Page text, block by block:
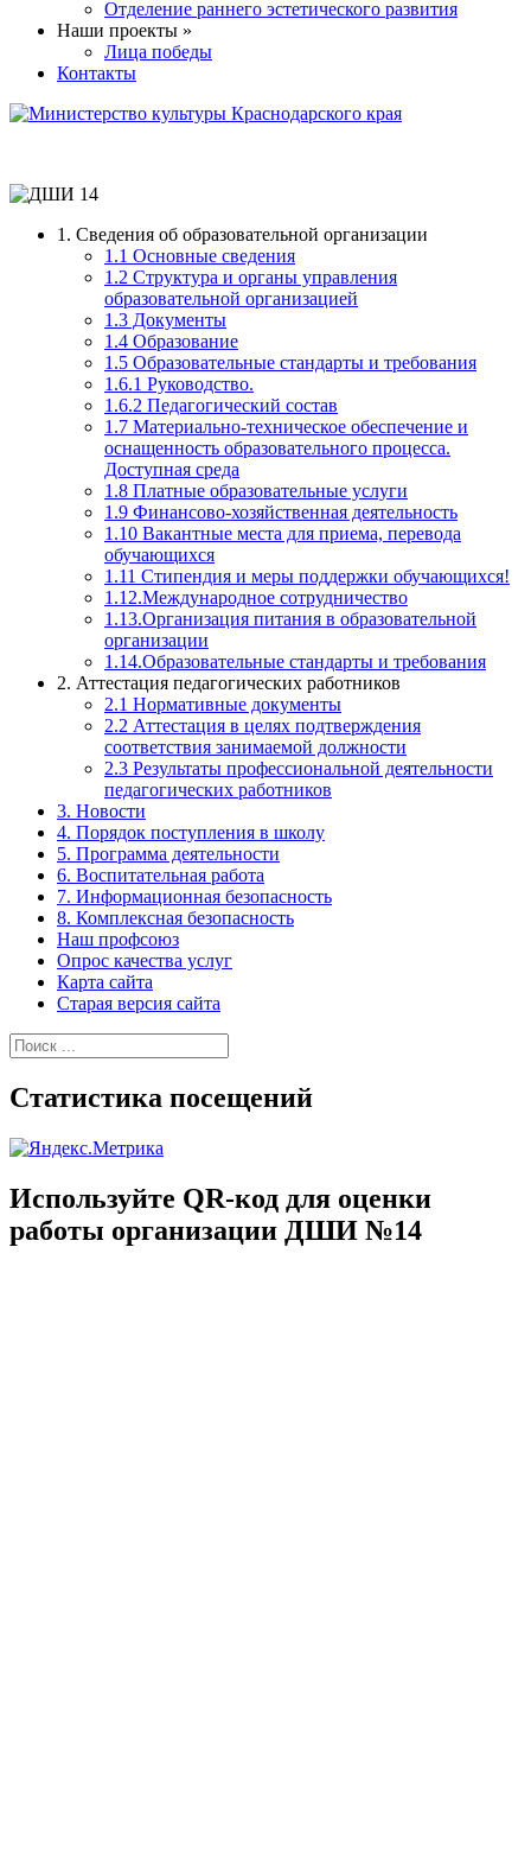
Отделение раннего эстетического развития
Наши проекты »
Лица победы
Контакты
1. Сведения об образовательной организации
1.1 Основные сведения
1.2 Структура и органы управления
образовательной организацией
1.3 Документы
1.4 Образование
1.5 Образовательные стандарты и требования
1.6.1 Руководство.
1.6.2 Педагогический состав
1.7 Материально-техническое обеспечение и
оснащенность образовательного процесса.
Доступная среда
1.8 Платные образовательные услуги
1.9 Финансово-хозяйственная деятельность
1.10 Вакантные места для приема, перевода
обучающихся
1.11 Стипендия и меры поддержки обучающихся!
1.12.Международное сотрудничество
1.13.Организация питания в образовательной
организации
1.14.Образовательные стандарты и требования
2. Аттестация педагогических работников
2.1 Нормативные документы
2.2 Аттестация в целях подтверждения
соответствия занимаемой должности
2.3 Результаты профессиональной деятельности
педагогических работников
3. Новости
4. Порядок поступления в школу
5. Программа деятельности
6. Воспитательная работа
7. Информационная безопасность
8. Комплексная безопасность
Наш профсоюз
Опрос качества услуг
Карта сайта
Старая версия сайта
Найти:
Статистика посещений
Используйте QR-код для оценки
работы организации ДШИ №14